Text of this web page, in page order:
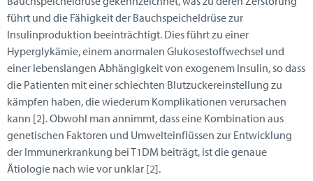
führt und die Fähigkeit der Bauchspeicheldrüse zur
Insulinproduktion beeinträchtigt. Dies führt zu einer
Hyperglykämie, einem anormalen Glukosestoffwechsel und
einer lebenslangen Abhängigkeit von exogenem Insulin, so dass
die Patienten mit einer schlechten Blutzuckereinstellung zu
kämpfen haben, die wiederum Komplikationen verursachen
kann [2]. Obwohl man annimmt, dass eine Kombination aus
genetischen Faktoren und Umwelteinflüssen zur Entwicklung
der Immunerkrankung bei T1DM beiträgt, ist die genaue
Ätiologie nach wie vor unklar [2].